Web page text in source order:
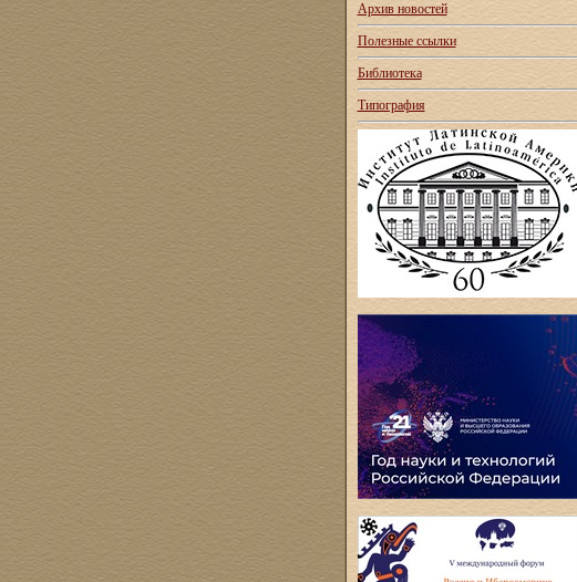
Архив новостей
Полезные ссылки
Библиотека
Типография